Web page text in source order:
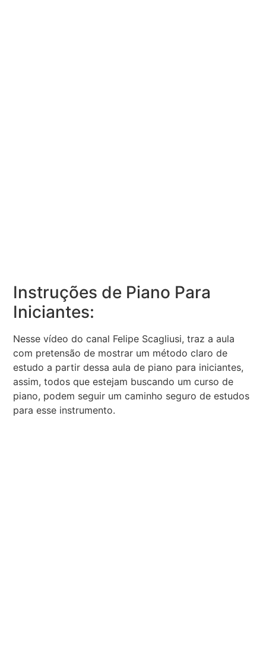
Instruções de Piano Para
Iniciantes:
Nesse vídeo do canal Felipe Scagliusi, traz a aula
com pretensão de mostrar um método claro de
estudo a partir dessa aula de piano para iniciantes,
assim, todos que estejam buscando um curso de
piano, podem seguir um caminho seguro de estudos
para esse instrumento.